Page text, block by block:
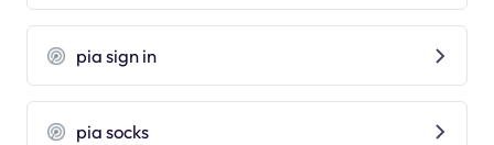
pia sign in
pia socks